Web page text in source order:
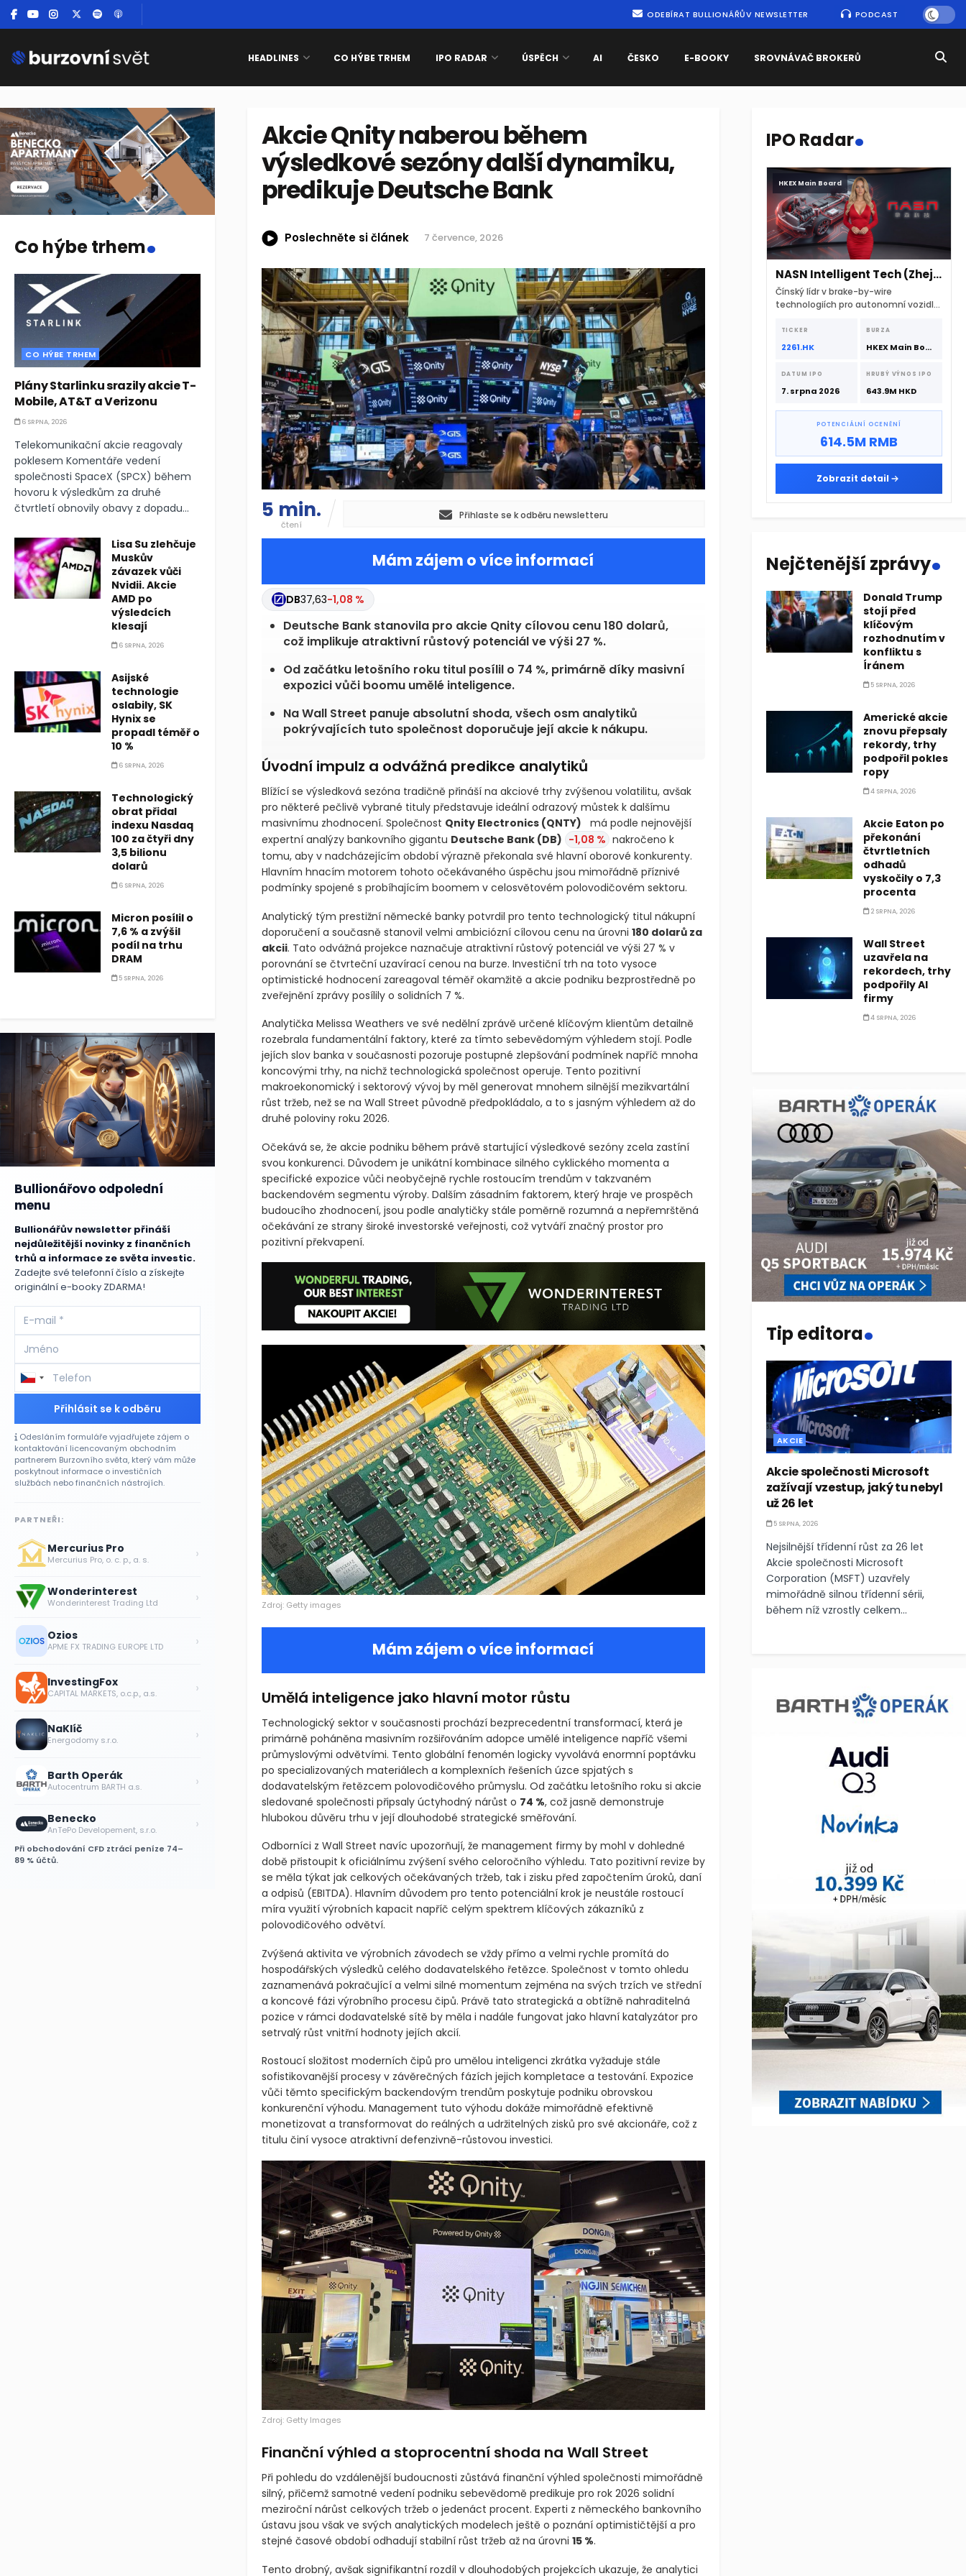
ODEBÍRAT BULLIONÁŘŮV NEWSLETTER PODCAST
HEADLINES CO HÝBE TRHEM IPO RADAR ÚSPĚCH AI ČESKO E-BOOKY SROVNÁVAČ BROKERŮ
Akcie Qnity naberou během
výsledkové sezóny další dynamiku,
predikuje Deutsche Bank
Poslechněte si článek 7 července, 2026
5 min.
čtení
Přihlaste se k odběru newsletteru
Mám zájem o více informací
DB37,63-1,08 %
Deutsche Bank stanovila pro akcie Qnity cílovou cenu 180 dolarů,
což implikuje atraktivní růstový potenciál ve výši 27 %.
Od začátku letošního roku titul posílil o 74 %, primárně díky masivní
expozici vůči boomu umělé inteligence.
Na Wall Street panuje absolutní shoda, všech osm analytiků
pokrývajících tuto společnost doporučuje její akcie k nákupu.
Úvodní impulz a odvážná predikce analytiků
Blížící se výsledková sezóna tradičně přináší na akciové trhy zvýšenou volatilitu, avšak
pro některé pečlivě vybrané tituly představuje ideální odrazový můstek k dalšímu
masivnímu zhodnocení. Společnost Qnity Electronics (QNTY)
má podle nejnovější
expertní analýzy bankovního gigantu Deutsche Bank (DB) -1,08 % nakročeno k
tomu, aby v nadcházejícím období výrazně překonala své hlavní oborové konkurenty.
Hlavním hnacím motorem tohoto očekávaného úspěchu jsou mimořádně příznivé
podmínky spojené s probíhajícím boomem v celosvětovém polovodičovém sektoru.
Analytický tým prestižní německé banky potvrdil pro tento technologický titul nákupní
doporučení a současně stanovil velmi ambiciózní cílovou cenu na úrovni 180 dolarů za
akcii. Tato odvážná projekce naznačuje atraktivní růstový potenciál ve výši 27 % v
porovnání se čtvrteční uzavírací cenou na burze. Investiční trh na toto vysoce
optimistické hodnocení zareagoval téměř okamžitě a akcie podniku bezprostředně po
zveřejnění zprávy posílily o solidních 7 %.
Analytička Melissa Weathers ve své nedělní zprávě určené klíčovým klientům detailně
rozebrala fundamentální faktory, které za tímto sebevědomým výhledem stojí. Podle
jejích slov banka v současnosti pozoruje postupné zlepšování podmínek napříč mnoha
koncovými trhy, na nichž technologická společnost operuje. Tento pozitivní
makroekonomický i sektorový vývoj by měl generovat mnohem silnější mezikvartální
růst tržeb, než se na Wall Street původně předpokládalo, a to s jasným výhledem až do
druhé poloviny roku 2026.
Očekává se, že akcie podniku během právě startující výsledkové sezóny zcela zastíní
svou konkurenci. Důvodem je unikátní kombinace silného cyklického momenta a
specifické expozice vůči neobyčejně rychle rostoucím trendům v takzvaném
backendovém segmentu výroby. Dalším zásadním faktorem, který hraje ve prospěch
budoucího zhodnocení, jsou podle analytičky stále poměrně rozumná a nepřemrštěná
očekávání ze strany široké investorské veřejnosti, což vytváří značný prostor pro
pozitivní překvapení.
Zdroj: Getty images
Mám zájem o více informací
Umělá inteligence jako hlavní motor růstu
Technologický sektor v současnosti prochází bezprecedentní transformací, která je
primárně poháněna masivním rozšiřováním adopce umělé inteligence napříč všemi
průmyslovými odvětvími. Tento globální fenomén logicky vyvolává enormní poptávku
po specializovaných materiálech a komplexních řešeních úzce spjatých s
dodavatelským řetězcem polovodičového průmyslu. Od začátku letošního roku si akcie
sledované společnosti připsaly úctyhodný nárůst o 74 %, což jasně demonstruje
hlubokou důvěru trhu v její dlouhodobé strategické směřování.
Odborníci z Wall Street navíc upozorňují, že management firmy by mohl v dohledné
době přistoupit k oficiálnímu zvýšení svého celoročního výhledu. Tato pozitivní revize by
se měla týkat jak celkových očekávaných tržeb, tak i zisku před započtením úroků, daní
a odpisů (EBITDA). Hlavním důvodem pro tento potenciální krok je neustále rostoucí
míra využití výrobních kapacit napříč celým spektrem klíčových zákazníků z
polovodičového odvětví.
Zvýšená aktivita ve výrobních závodech se vždy přímo a velmi rychle promítá do
hospodářských výsledků celého dodavatelského řetězce. Společnost v tomto ohledu
zaznamenává pokračující a velmi silné momentum zejména na svých trzích ve střední
a koncové fázi výrobního procesu čipů. Právě tato strategická a obtížně nahraditelná
pozice v rámci dodavatelské sítě by měla i nadále fungovat jako hlavní katalyzátor pro
setrvalý růst vnitřní hodnoty jejích akcií.
Rostoucí složitost moderních čipů pro umělou inteligenci zkrátka vyžaduje stále
sofistikovanější procesy v závěrečných fázích jejich kompletace a testování. Expozice
vůči těmto specifickým backendovým trendům poskytuje podniku obrovskou
konkurenční výhodu. Management tuto výhodu dokáže mimořádně efektivně
monetizovat a transformovat do reálných a udržitelných zisků pro své akcionáře, což z
titulu činí vysoce atraktivní defenzivně-růstovou investici.
Zdroj: Getty Images
Finanční výhled a stoprocentní shoda na Wall Street
Při pohledu do vzdálenější budoucnosti zůstává finanční výhled společnosti mimořádně
silný, přičemž samotné vedení podniku sebevědomě predikuje pro rok 2026 solidní
meziroční nárůst celkových tržeb o jedenáct procent. Experti z německého bankovního
ústavu jsou však ve svých analytických modelech ještě o poznání optimističtější a pro
stejné časové období odhadují stabilní růst tržeb až na úrovni 15 %.
Tento drobný, avšak signifikantní rozdíl v dlouhodobých projekcích ukazuje, že analytici
Co hýbe trhem.
CO HÝBE TRHEM
Plány Starlinku srazily akcie T-
Mobile, AT&T a Verizonu
6 SRPNA, 2026
Telekomunikační akcie reagovaly
poklesem Komentáře vedení
společnosti SpaceX (SPCX) během
hovoru k výsledkům za druhé
čtvrtletí obnovily obavy z dopadu...
Lisa Su zlehčuje
Muskův
závazek vůči
Nvidii. Akcie
AMD po
výsledcích
klesají
6 SRPNA, 2026
Asijské
technologie
oslabily, SK
Hynix se
propadl téměř o
10 %
6 SRPNA, 2026
Technologický
obrat přidal
indexu Nasdaq
100 za čtyři dny
3,5 bilionu
dolarů
6 SRPNA, 2026
Micron posílil o
7,6 % a zvýšil
podíl na trhu
DRAM
5 SRPNA, 2026
Bullionářovo odpolední
menu
Bullionářův newsletter přináší
nejdůležitější novinky z finančních
trhů a informace ze světa investic.
Zadejte své telefonní číslo a získejte
originální e-booky ZDARMA!
Přihlásit se k odběru
Odesláním formuláře vyjadřujete zájem o
kontaktování licencovaným obchodním
partnerem Burzovního světa, který vám může
poskytnout informace o investičních
službách nebo finančních nástrojích.
PARTNEŘI:
Mercurius Pro
Mercurius Pro, o. c. p., a. s. ›
Wonderinterest
Wonderinterest Trading Ltd ›
Ozios
APME FX TRADING EUROPE LTD ›
InvestingFox
CAPITAL MARKETS, o.c.p., a.s. ›
NaKlíč
Energodomy s.r.o. ›
Barth Operák
Autocentrum BARTH a.s. ›
Benecko
AnTePo Developement, s.r.o. ›
Při obchodování CFD ztrácí peníze 74–
89 % účtů.
IPO Radar.
HKEX Main Board
NASN Intelligent Tech (Zhejiang)
Čínský lídr v brake-by-wire
technologiích pro autonomní vozidla
srpna 2026 s podporou CATL a
Hillhouse Investment.
TICKER
2261.HK
BURZA
HKEX Main Board
DATUM IPO
7. srpna 2026
HRUBÝ VÝNOS IPO
643.9M HKD
POTENCIÁLNÍ OCENĚNÍ
614.5M RMB
Zobrazit detail
Nejčtenější zprávy.
Donald Trump
stojí před
klíčovým
rozhodnutím v
konfliktu s
Íránem
5 SRPNA, 2026
Americké akcie
znovu přepsaly
rekordy, trhy
podpořil pokles
ropy
4 SRPNA, 2026
Akcie Eaton po
překonání
čtvrtletních
odhadů
vyskočily o 7,3
procenta
2 SRPNA, 2026
Wall Street
uzavřela na
rekordech, trhy
podpořily AI
firmy
4 SRPNA, 2026
Tip editora.
AKCIE
Akcie společnosti Microsoft
zažívají vzestup, jaký tu nebyl
už 26 let
5 SRPNA, 2026
Nejsilnější třídenní růst za 26 let
Akcie společnosti Microsoft
Corporation (MSFT) uzavřely
mimořádně silnou třídenní sérii,
během níž vzrostly celkem...